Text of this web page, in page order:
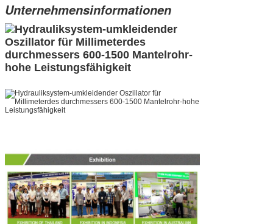
Unternehmensinformationen